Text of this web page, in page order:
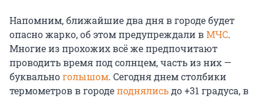
Напомним, ближайшие два дня в городе будет
опасно жарко, об этом предупреждали вМЧС.
Многие из прохожих всё же предпочитают
проводить время под солнцем, часть из них —
буквальноголышом. Сегодня днем столбики
термометров в городеподнялисьдо +31 градуса, в